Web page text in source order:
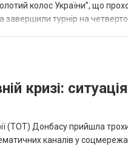
колос України”, що
турнір на
кризі:
(ТОТ) Донбасу прийшла
каналів у